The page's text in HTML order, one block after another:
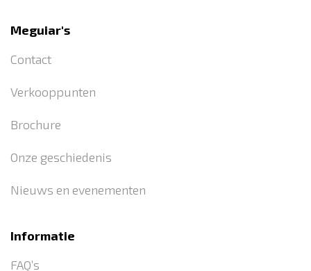
Meguiar's
Contact
Verkooppunten
Brochure
Onze geschiedenis
Nieuws en evenementen
Informatie
FAQ’s